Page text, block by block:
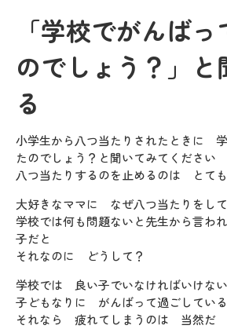
「学校でがんば
のでしょう？」と
る
小学生から八つ当たりされたときに
たのでしょう？と聞いてみてください
八つ当たりするのを止めるのは とて
大好きなママに なぜ八つ当たりをし
学校では何も問題ないと先生から言わ
子だと
それなのに どうして？
学校では 良い子でいなければいけな
子どもなりに がんばって過ごしている
それなら 疲れてしまうのは 当然だ